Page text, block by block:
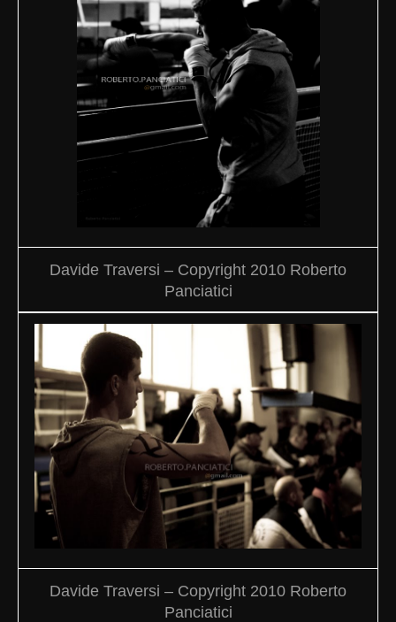
Davide Traversi – Copyright 2010 Roberto
Panciatici
Davide Traversi – Copyright 2010 Roberto
Panciatici